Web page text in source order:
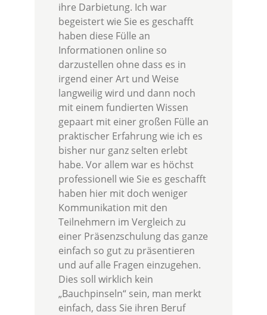
ihre Darbietung. Ich war
begeistert wie Sie es geschafft
haben diese Fülle an
Informationen online so
darzustellen ohne dass es in
irgend einer Art und Weise
langweilig wird und dann noch
mit einem fundierten Wissen
gepaart mit einer großen Fülle an
praktischer Erfahrung wie ich es
bisher nur ganz selten erlebt
habe. Vor allem war es höchst
professionell wie Sie es geschafft
haben hier mit doch weniger
Kommunikation mit den
Teilnehmern im Vergleich zu
einer Präsenzschulung das ganze
einfach so gut zu präsentieren
und auf alle Fragen einzugehen.
Dies soll wirklich kein
„Bauchpinseln“ sein, man merkt
einfach, dass Sie ihren Beruf